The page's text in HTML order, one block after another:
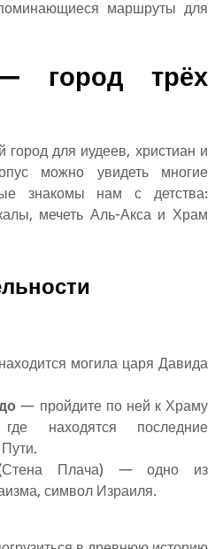
маршруты для
город трёх
для иудеев, христиан и
можно увидеть многие
знакомы нам с детства:
мечеть Аль-Акса и Храм
могила царя Давида
— пройдите по ней к Храму
находятся последние
Плача) — одно из
символ Израиля.